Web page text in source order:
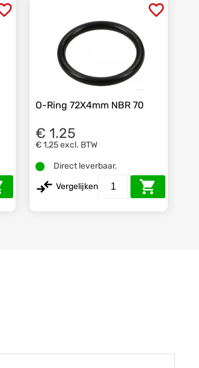
O-Ring 72X4mm NBR 70
€ 1.25
€ 1,25excl. BTW
Direct leverbaar.
Vergelijken